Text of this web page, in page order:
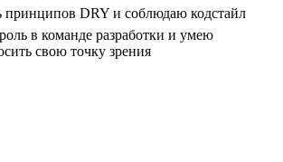
DRY и соблюдаю кодстайл
в команде разработки и умею
свою точку зрения